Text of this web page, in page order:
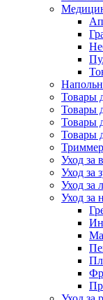
Товары
Товары
Товары
Товары
Уход за
Уход за
Уход за
Уход за